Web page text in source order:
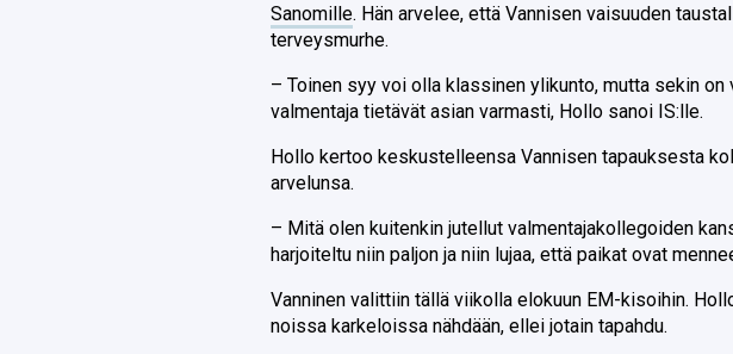
Sanomille. Hän arvelee, että Vannisen vaisuuden
terveysmurhe.
– Toinen syy voi olla klassinen ylikunto, mutta sekin on
valmentaja tietävät asian varmasti, Hollo sanoi IS:lle.
Hollo kertoo keskustelleensa Vannisen tapauksesta
arvelunsa.
– Mitä olen kuitenkin jutellut valmentajakollegoiden
harjoiteltu niin paljon ja niin lujaa, että paikat ovat
Vanninen valittiin tällä viikolla elokuun EM-kisoihin.
noissa karkeloissa nähdään, ellei jotain tapahdu.